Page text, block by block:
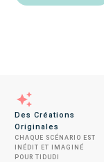
Des Créations
Originales
CHAQUE SCÉNARIO EST
INÉDIT ET IMAGINÉ
POUR TIDUDI